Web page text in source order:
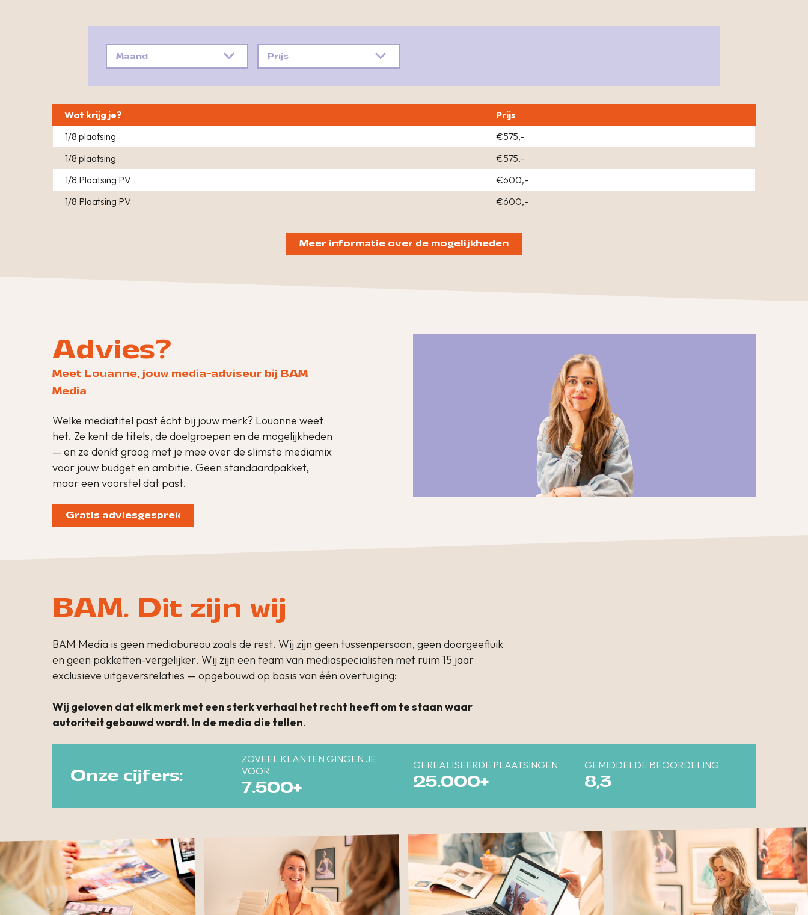
Maand Prijs
Wat krijg je?
Prijs
1/8 plaatsing
€575,-
1/8 plaatsing
€575,-
1/8 Plaatsing PV
€600,-
1/8 Plaatsing PV
€600,-
Meer informatie over de mogelijkheden
Advies?
Meet Louanne, jouw media-adviseur bij BAM
Media
Welke mediatitel past écht bij jouw merk? Louanne weet
het. Ze kent de titels, de doelgroepen en de mogelijkheden
— en ze denkt graag met je mee over de slimste mediamix
voor jouw budget en ambitie. Geen standaardpakket,
maar een voorstel dat past.
Gratis adviesgesprek
BAM. Dit zijn wij
BAM Media is geen mediabureau zoals de rest. Wij zijn geen tussenpersoon, geen doorgeefluik
en geen pakketten-vergelijker. Wij zijn een team van mediaspecialisten met ruim 15 jaar
exclusieve uitgeversrelaties — opgebouwd op basis van één overtuiging:
Wij geloven dat elk merk met een sterk verhaal het recht heeft om te staan waar
autoriteit gebouwd wordt. In de media die tellen.
Onze cijfers:
ZOVEEL KLANTEN GINGEN JE
VOOR
7.500+
GEREALISEERDE PLAATSINGEN
25.000+
GEMIDDELDE BEOORDELING
8,3